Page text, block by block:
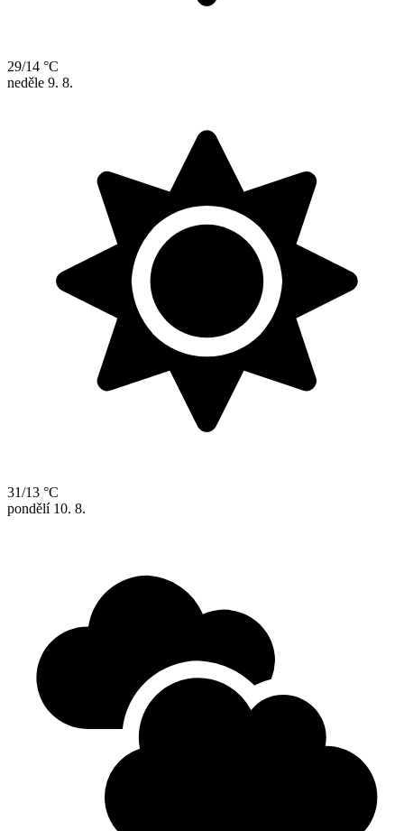
29/14 °C
neděle 9. 8.
31/13 °C
pondělí 10. 8.